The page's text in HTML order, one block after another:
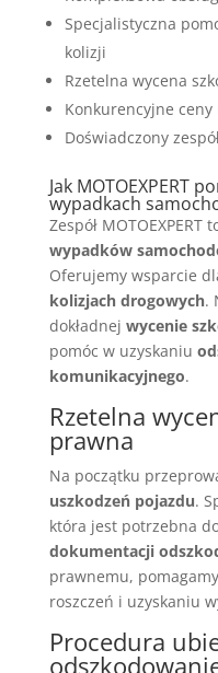
Specjalistyczna
kolizji
Rzetelna wycena
Konkurencyjne ceny
Doświadczony
Jak MOTOEXPERT
wypadkach
Zespół
wypadków
Oferujemy wsparcie
kolizjach drogowych.
dokładnej wycenie
pomóc w uzyskaniu
komunikacyjnego.
Rzetelna
prawna
Na początku
uszkodzeń pojazdu.
która jest potrzebna
dokumentacji
prawnemu,
roszczeń i uzyskaniu
Procedura